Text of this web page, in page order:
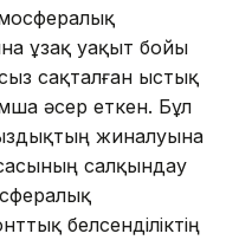
ұзақ уақыт бойы
сақталған ыстық
әсер еткен. Бұл
жиналуына
салқындау
белсенділіктің